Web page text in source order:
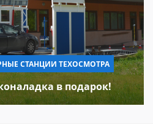
СТАНЦИИ ТЕХОСМОТРА
в подарок!